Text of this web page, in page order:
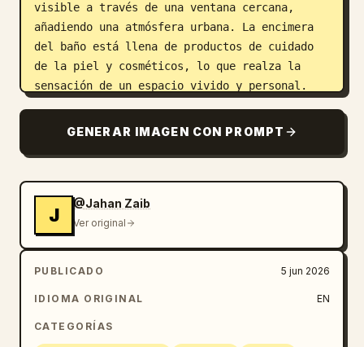
visible a través de una ventana cercana,
añadiendo una atmósfera urbana. La encimera
del baño está llena de productos de cuidado
de la piel y cosméticos, lo que realza la
sensación de un espacio vivido y personal.
primer plano, composición cinematográfica,
lente sutil, reflejos en el cristal, ambiente
de apartamento melancólico, fotografía de
estilo de vida coreano, momento cotidiano
alto detalle, composición vertical, estética
de película analógica premium, estilo de
fotografía tendencia en Pinterest e
GENERAR IMAGEN CON PROMPT
J
@Jahan Zaib
Ver original
PUBLICADO 5 jun 2026
IDIOMA ORIGINAL EN
CATEGORÍAS